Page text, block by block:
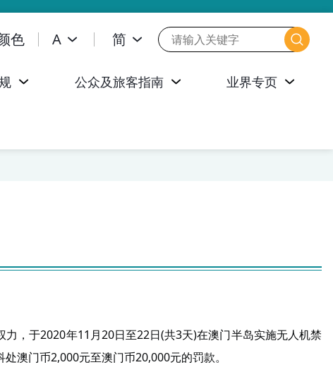
色 A 简
公众及旅客指南 业界专页
，于2020年11月20日至22日(共3天)在澳门半岛实施无人机禁
澳门币2,000元至澳门币20,000元的罚款。